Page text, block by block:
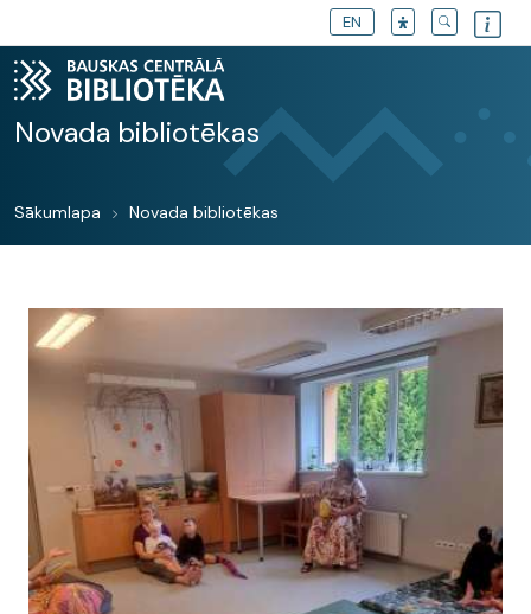
EN
Novada bibliotēkas
Sākumlapa Novada bibliotēkas